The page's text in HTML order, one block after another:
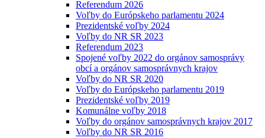
Referendum 2026
Voľby do Európskeho parlamentu 2024
Prezidentské voľby 2024
Voľby do NR SR 2023
Referendum 2023
Spojené voľby 2022 do orgánov samosprávy
obcí a orgánov samosprávnych krajov
Voľby do NR SR 2020
Voľby do Európskeho parlamentu 2019
Prezidentské voľby 2019
Komunálne voľby 2018
Voľby do orgánov samosprávnych krajov 2017
Voľby do NR SR 2016